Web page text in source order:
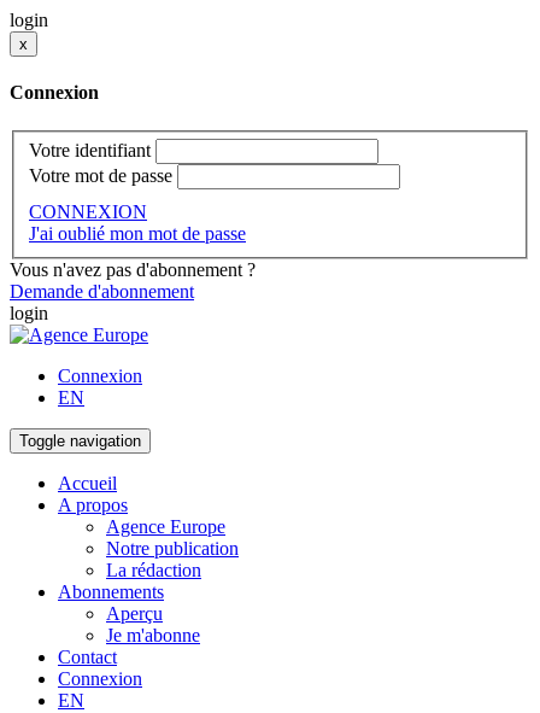
login
x
Connexion
Votre identifiant
Votre mot de passe
CONNEXION
J'ai oublié mon mot de passe
Vous n'avez pas d'abonnement ?
Demande d'abonnement
login
Connexion
EN
Toggle navigation
Accueil
A propos
Agence Europe
Notre publication
La rédaction
Abonnements
Aperçu
Je m'abonne
Contact
Connexion
EN